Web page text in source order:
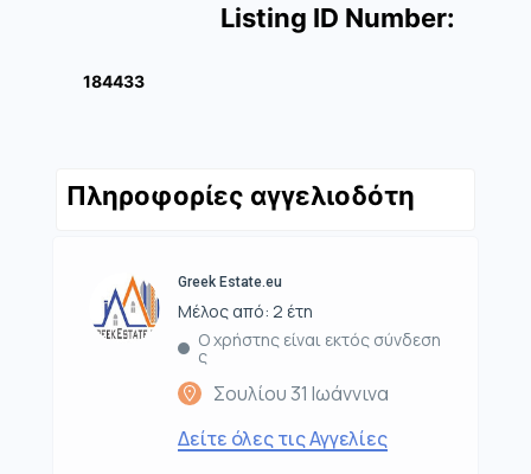
Listing ID Number:
184433
Πληροφορίες αγγελιοδότη
Greek Estate.eu
Μέλος από: 2 έτη
Ο χρήστης είναι εκτός σύνδεση
ς
Σουλίου 31 Ιωάννινα
Δείτε όλες τις Αγγελίες